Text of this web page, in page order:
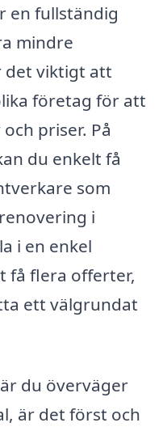
en fullständig
mindre
det viktigt att
företag för att
priser. På
du enkelt få
som
i
i en enkel
få flera offerter,
ett välgrundat
du överväger
är det först och